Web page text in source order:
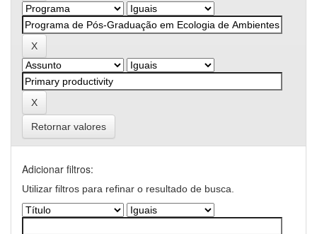
Retornar valores
Adicionar filtros:
Utilizar filtros para refinar o resultado de busca.